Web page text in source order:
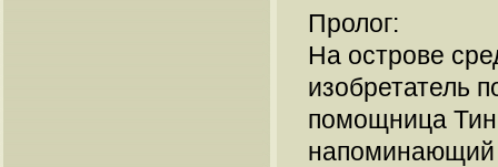
Пролог:
На острове
изобретатель
помощница
напоминающий